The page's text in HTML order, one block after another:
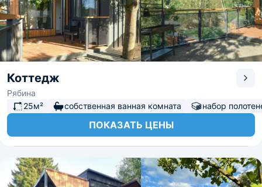
Коттедж
Рябина
25м²
собственная ванная комната набор
ПОКАЗАТЬ ЦЕНЫ